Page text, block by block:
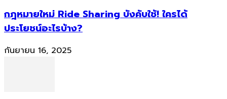
กฎหมายใหม่ Ride Sharing บังคับใช้! ใครได้
ประโยชน์อะไรบ้าง?
กันยายน 16, 2025